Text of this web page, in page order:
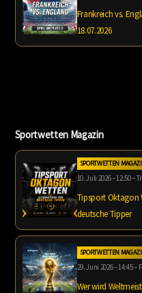
Frankreich vs.
18.07.2026
Sportwetten Magazin
SPORTWETTEN
10. Juli 2026 – 12:50 –
Tipsport Oktagon
deutsche Tipper
SPORTWETTEN
29. Juni 2026 – 14:45 –
Wer wird